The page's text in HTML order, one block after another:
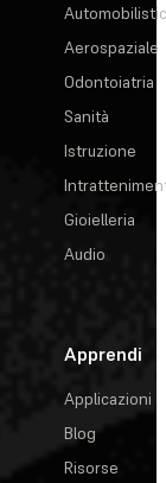
Aerospaziale
Odontoiatria
Sanità
Istruzione
Gioielleria
Audio
Apprendi
Applicazioni
Blog
Risorse